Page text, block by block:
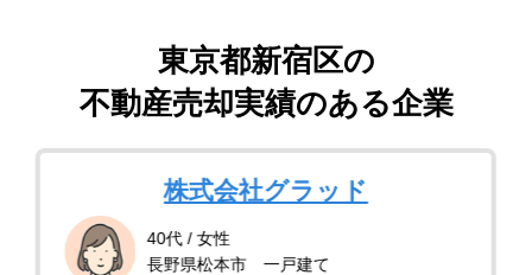
東京都新宿区の
不動産売却実績のある企業
株式会社グラッド
40代 / 女性
長野県松本市 一戸建て